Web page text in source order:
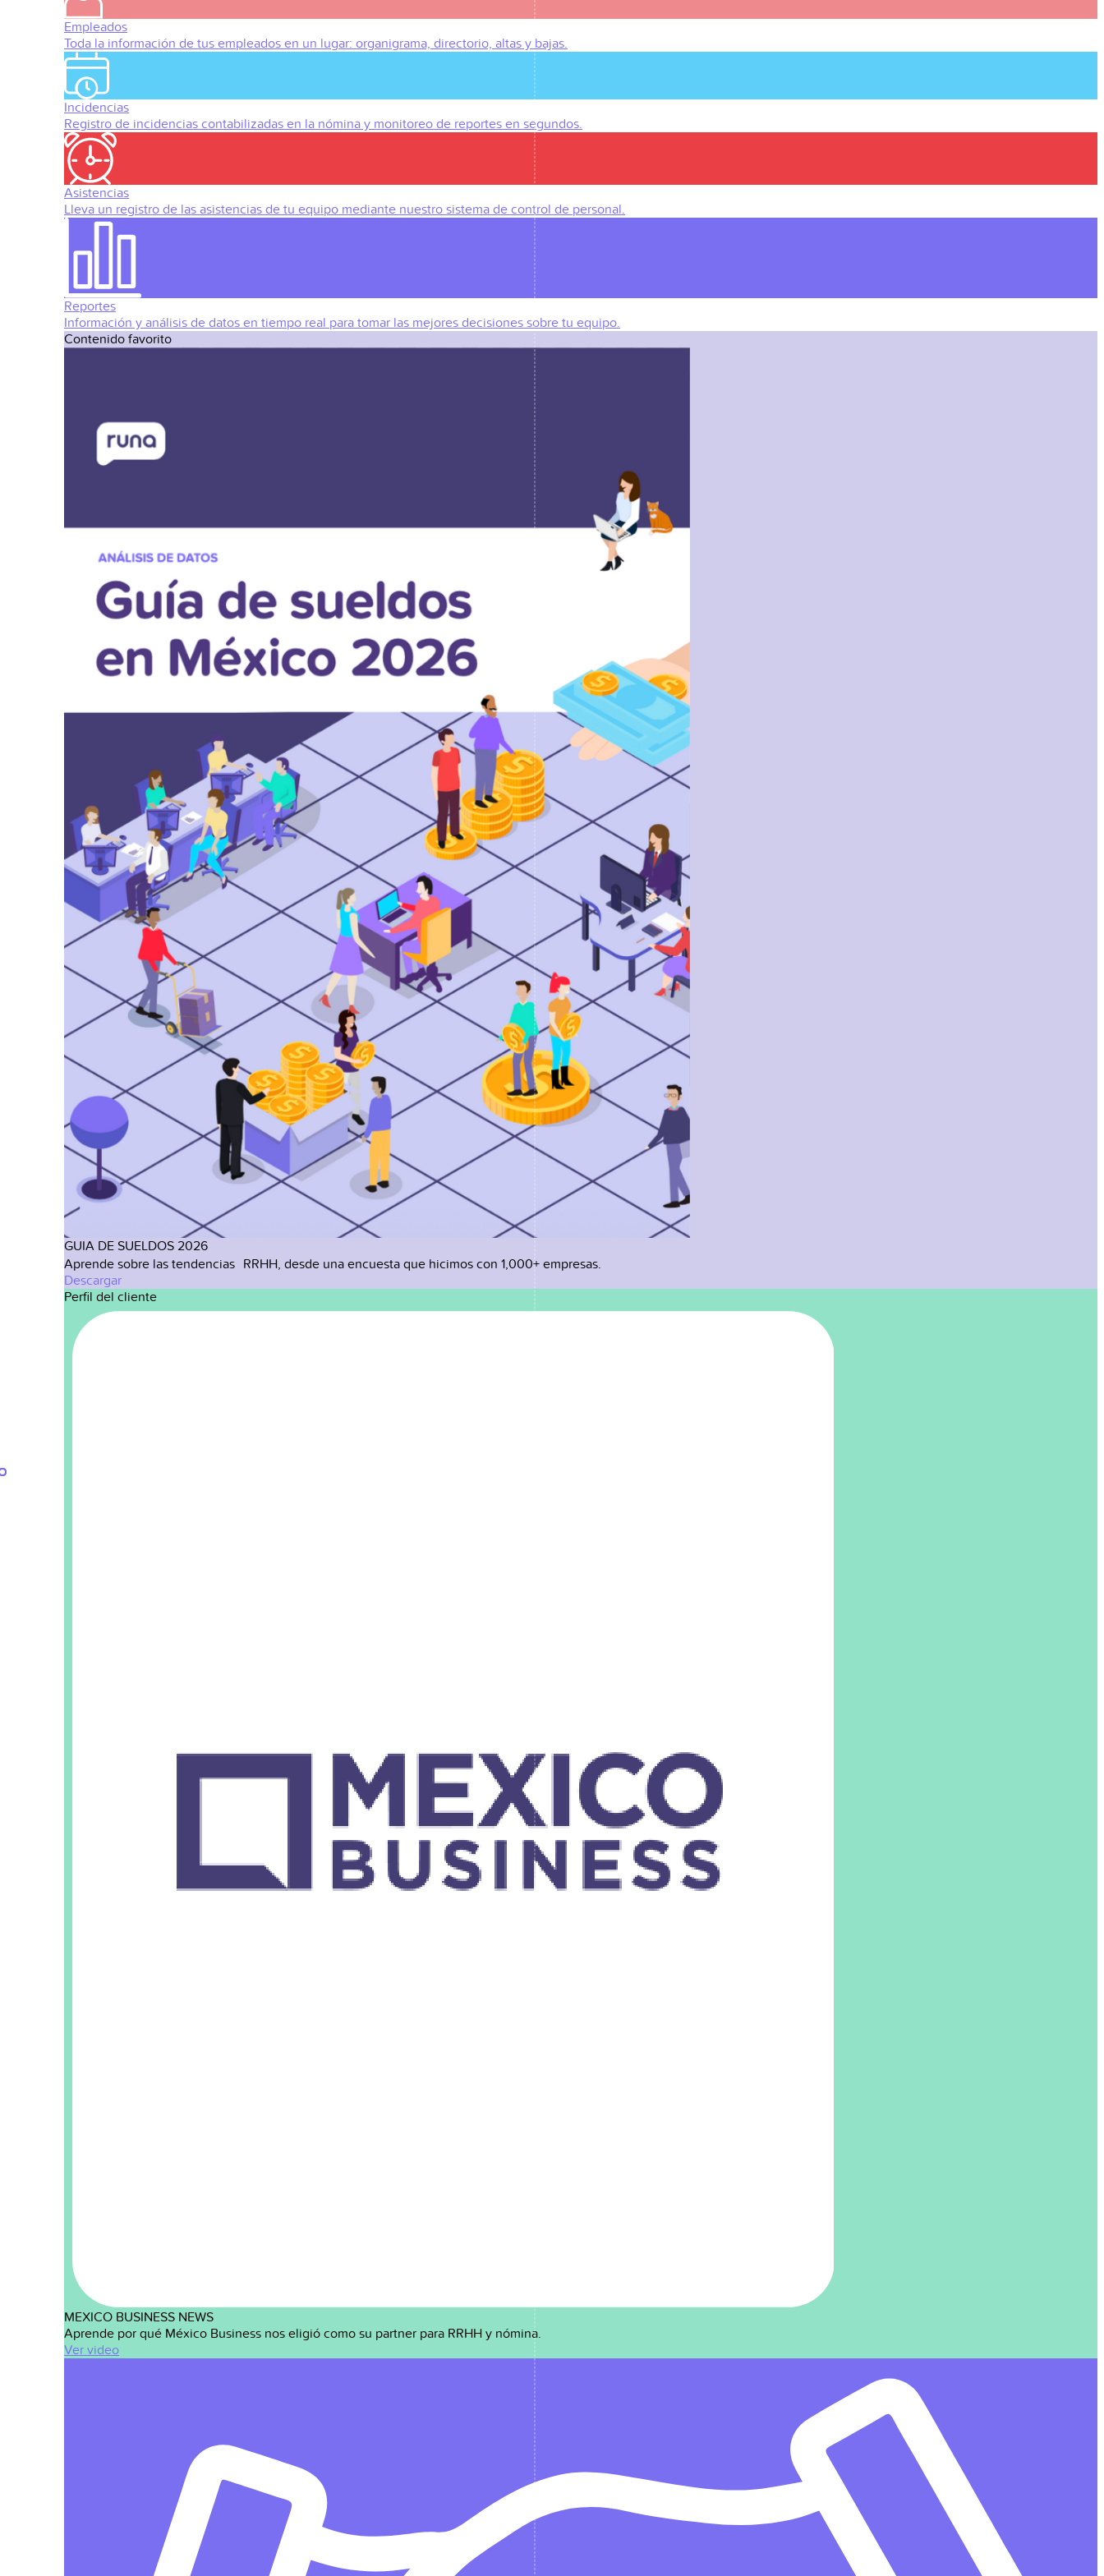
Empleados
Toda la información de tus empleados en un lugar: organigrama, directorio, altas y bajas.
Incidencias
Registro de incidencias contabilizadas en la nómina y monitoreo de reportes en segundos.
Asistencias
Lleva un registro de las asistencias de tu equipo mediante nuestro sistema de control de personal.
Reportes
Información y análisis de datos en tiempo real para tomar las mejores decisiones sobre tu equipo.
Contenido favorito
GUIA DE SUELDOS 2026
Aprende sobre las tendencias RRHH, desde una encuesta que hicimos con 1,000+ empresas.
Descargar
Perfil del cliente
MEXICO BUSINESS NEWS
Aprende por qué México Business nos eligió como su partner para RRHH y nómina.
Ver video